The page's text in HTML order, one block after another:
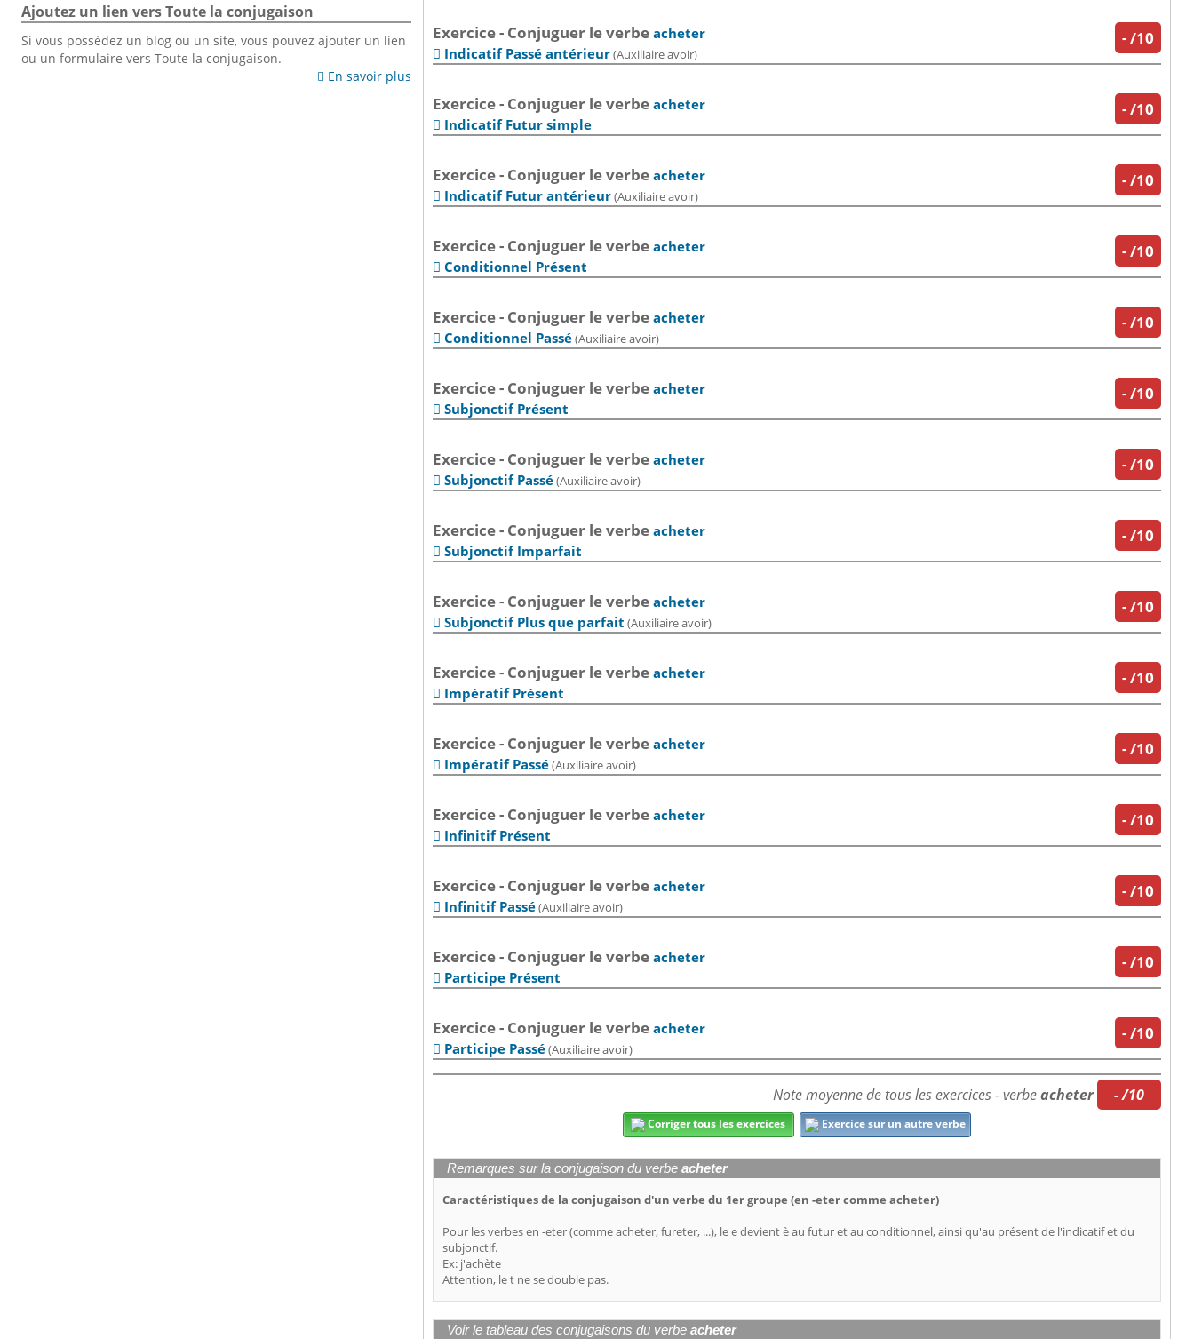
-/10
Exercice - Conjuguer le verbeacheter
 Indicatif Passé antérieur(Auxiliaire avoir)
-/10
Exercice - Conjuguer le verbeacheter
 Indicatif Futur simple
-/10
Exercice - Conjuguer le verbeacheter
 Indicatif Futur antérieur(Auxiliaire avoir)
-/10
Exercice - Conjuguer le verbeacheter
Conditionnel Présent
-/10
Exercice - Conjuguer le verbeacheter
Conditionnel Passé(Auxiliaire avoir)
-/10
Exercice - Conjuguer le verbeacheter
Subjonctif Présent
-/10
Exercice - Conjuguer le verbeacheter
Subjonctif Passé(Auxiliaire avoir)
-/10
Exercice - Conjuguer le verbeacheter
Subjonctif Imparfait
-/10
Exercice - Conjuguer le verbeacheter
Subjonctif Plus que parfait (Auxiliaire avoir)
-/10
Exercice - Conjuguer le verbeacheter
 Impératif Présent
-/10
Exercice - Conjuguer le verbeacheter
 Impératif Passé(Auxiliaire avoir)
-/10
Exercice - Conjuguer le verbeacheter
 Infinitif Présent
-/10
Exercice - Conjuguer le verbeacheter
 Infinitif Passé(Auxiliaire avoir)
-/10
Exercice - Conjuguer le verbeacheter
 Participe Présent
-/10
Exercice - Conjuguer le verbeacheter
 Participe Passé(Auxiliaire avoir)
Note moyenne de tous les exercices - verbeacheter - /10
Corriger tous les exercices Exercice sur un autre verbe
Remarques sur la conjugaison du verbeacheter
Caractéristiques de la conjugaison d'un verbe du 1er groupe (en -eter comme acheter)
Pour les verbes en -eter (comme acheter, fureter, ...), le e devient è au futur et au conditionnel, ainsi qu'au présent de l'indicatif et du
subjonctif.
Ex: j'achète
Attention, le t ne se double pas.
Voir le tableau des conjugaisons du verbeacheter
Ajoutez un lien vers Toute la conjugaison
Si vous possédez un blog ou un site, vous pouvez ajouter un lien
ou un formulaire vers Toute la conjugaison.
 En savoir plus